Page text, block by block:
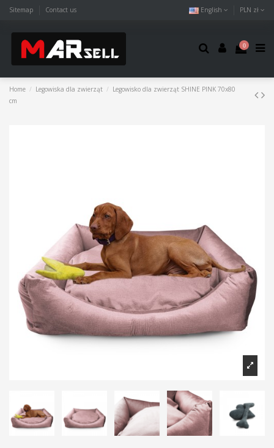
Sitemap Contact us English PLN zł
0
Home Legowiska dla zwierząt
Legowisko dla zwierząt SHINE PINK 70x80
cm